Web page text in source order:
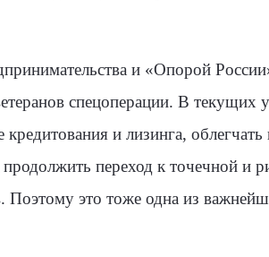
и «Опорой
спецоперации. В текущих
и лизинга,
переход к точечной и
Поэтому это тоже одна из